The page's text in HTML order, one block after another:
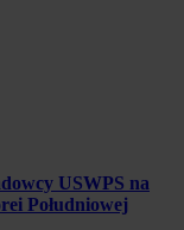
USWPS na
Południowej